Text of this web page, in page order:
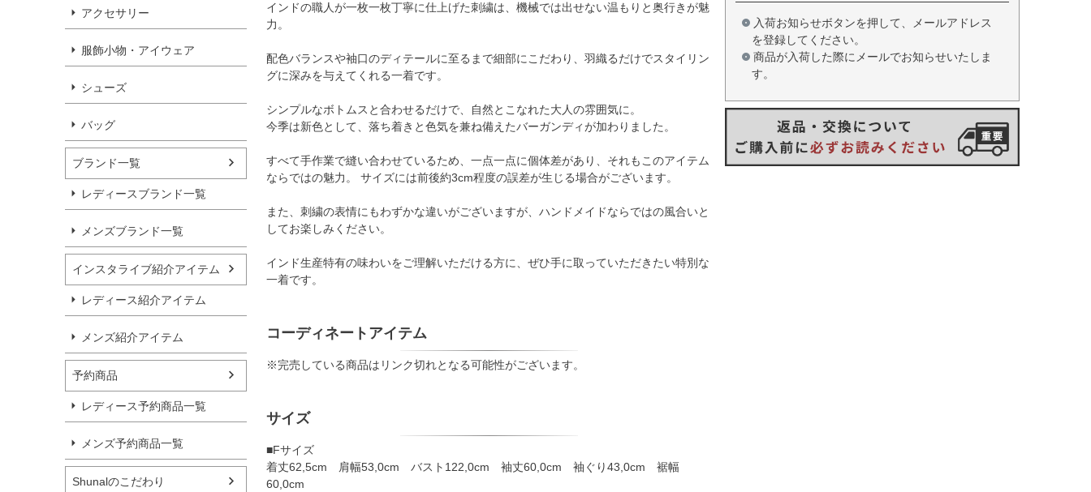
アクセサリー
服飾小物・アイウェア
シューズ
バッグ
ブランド一覧
レディースブランド一覧
メンズブランド一覧
インスタライブ紹介アイテム
レディース紹介アイテム
メンズ紹介アイテム
予約商品
レディース予約商品一覧
メンズ予約商品一覧
Shunalのこだわり
インドの職人が一枚一枚丁寧に仕上げた刺繍は、機械では出せない温もりと奥行きが魅
力。
配色バランスや袖口のディテールに至るまで細部にこだわり、羽織るだけでスタイリン
グに深みを与えてくれる一着です。
シンプルなボトムスと合わせるだけで、自然とこなれた大人の雰囲気に。
今季は新色として、落ち着きと色気を兼ね備えたバーガンディが加わりました。
すべて手作業で縫い合わせているため、一点一点に個体差があり、それもこのアイテム
ならではの魅力。 サイズには前後約3cm程度の誤差が生じる場合がございます。
また、刺繍の表情にもわずかな違いがございますが、ハンドメイドならではの風合いと
してお楽しみください。
インド生産特有の味わいをご理解いただける方に、ぜひ手に取っていただきたい特別な
一着です。
コーディネートアイテム
※完売している商品はリンク切れとなる可能性がございます。
サイズ
■Fサイズ
着丈62,5cm 肩幅53,0cm バスト122,0cm 袖丈60,0cm 袖ぐり43,0cm 裾幅
60,0cm
入荷お知らせボタンを押して、メールアドレス
を登録してください。
商品が入荷した際にメールでお知らせいたしま
す。